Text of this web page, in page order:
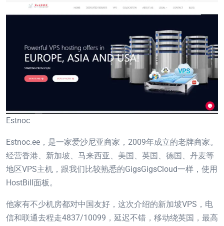
Estnoc
Estnoc.ee，是一家爱沙尼亚商家，2009年成立的老牌商家。
经营香港、新加坡、马来西亚、美国、英国、德国、丹麦等
地区VPS主机，跟我们比较熟悉的GigsGigsCloud一样，使用
HostBill面板。
他家有不少机房都对中国友好，这次介绍的新加坡VPS，电
信和联通去程走4837/10099，延迟不错，移动绕英国，最高